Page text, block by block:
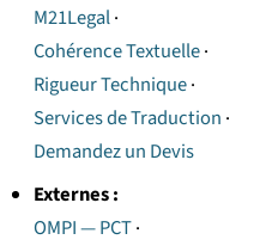
M21Legal·
Cohérence Textuelle·
Rigueur Technique·
Services de Traduction ·
Demandez un Devis
Externes :
OMPI — PCT·